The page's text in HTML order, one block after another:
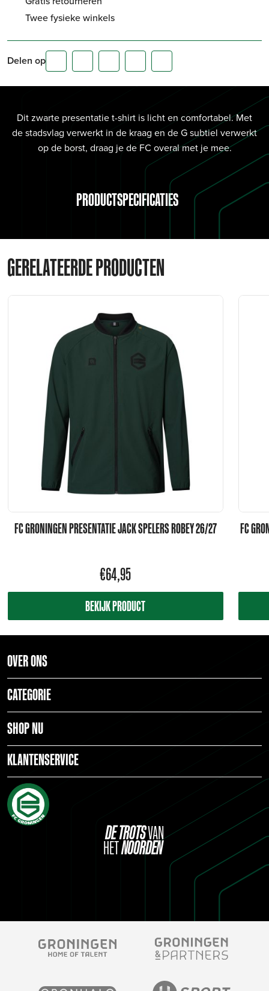
Twee fysieke winkels
Delen op
Dit zwarte presentatie t-shirt is licht en comfortabel. Met
de stadsvlag verwerkt in de kraag en de G subtiel verwerkt
op de borst, draag je de FC overal met je mee.
PRODUCTSPECIFICATIES
GERELATEERDE PRODUCTEN
FC GRONINGEN PRESENTATIE JACK SPELERS ROBEY 26/27
€64,95
BEKIJK PRODUCT
FC
DETROTSVAN
HETNOORDEN
OVER ONS
CATEGORIE
SHOP NU
KLANTENSERVICE